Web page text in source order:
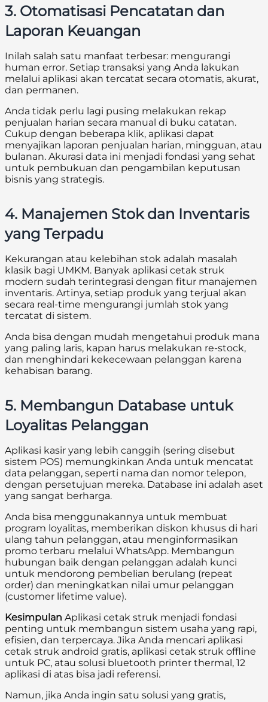
3. Otomatisasi Pencatatan dan
Laporan Keuangan
Inilah salah satu manfaat terbesar: mengurangi
human error. Setiap transaksi yang Anda lakukan
melalui aplikasi akan tercatat secara otomatis, akurat,
dan permanen.
Anda tidak perlu lagi pusing melakukan rekap
penjualan harian secara manual di buku catatan.
Cukup dengan beberapa klik, aplikasi dapat
menyajikan laporan penjualan harian, mingguan, atau
bulanan. Akurasi data ini menjadi fondasi yang sehat
untuk pembukuan dan pengambilan keputusan
bisnis yang strategis.
4. Manajemen Stok dan Inventaris
yang Terpadu
Kekurangan atau kelebihan stok adalah masalah
klasik bagi UMKM. Banyak aplikasi cetak struk
modern sudah terintegrasi dengan fitur manajemen
inventaris. Artinya, setiap produk yang terjual akan
secara real-time mengurangi jumlah stok yang
tercatat di sistem.
Anda bisa dengan mudah mengetahui produk mana
yang paling laris, kapan harus melakukan re-stock,
dan menghindari kekecewaan pelanggan karena
kehabisan barang.
5. Membangun Database untuk
Loyalitas Pelanggan
Aplikasi kasir yang lebih canggih (sering disebut
sistem POS) memungkinkan Anda untuk mencatat
data pelanggan, seperti nama dan nomor telepon,
dengan persetujuan mereka. Database ini adalah aset
yang sangat berharga.
Anda bisa menggunakannya untuk membuat
program loyalitas, memberikan diskon khusus di hari
ulang tahun pelanggan, atau menginformasikan
promo terbaru melalui WhatsApp. Membangun
hubungan baik dengan pelanggan adalah kunci
untuk mendorong pembelian berulang (repeat
order) dan meningkatkan nilai umur pelanggan
(customer lifetime value).
Kesimpulan Aplikasi cetak struk menjadi fondasi
penting untuk membangun sistem usaha yang rapi,
efisien, dan terpercaya. Jika Anda mencari aplikasi
cetak struk android gratis, aplikasi cetak struk offline
untuk PC, atau solusi bluetooth printer thermal, 12
aplikasi di atas bisa jadi referensi.
Namun, jika Anda ingin satu solusi yang gratis,